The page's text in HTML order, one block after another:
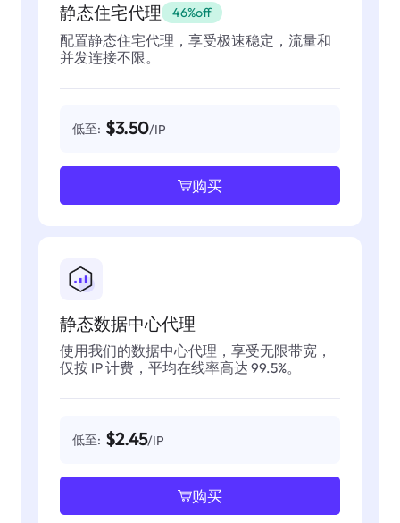
静态住宅代理 46%off
配置静态住宅代理，享受极速稳定，流量和
并发连接不限。
低至: $3.50/IP
购买
静态数据中心代理
使用我们的数据中心代理，享受无限带宽，
仅按 IP 计费，平均在线率高达 99.5%。
低至: $2.45/IP
购买